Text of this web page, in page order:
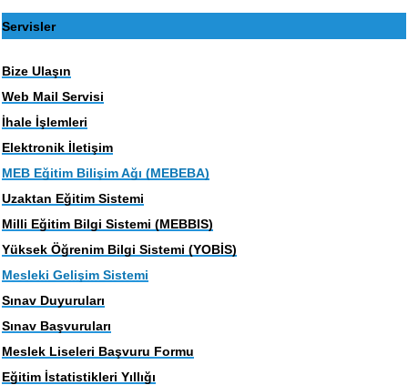
Servisler
Bize Ulaşın
Web Mail Servisi
İhale İşlemleri
Elektronik İletişim
MEB Eğitim Bilişim Ağı (MEBEBA)
Uzaktan Eğitim Sistemi
Milli Eğitim Bilgi Sistemi (MEBBIS)
Yüksek Öğrenim Bilgi Sistemi (YOBİS)
Mesleki Gelişim Sistemi
Sınav Duyuruları
Sınav Başvuruları
Meslek Liseleri Başvuru Formu
Eğitim İstatistikleri Yıllığı